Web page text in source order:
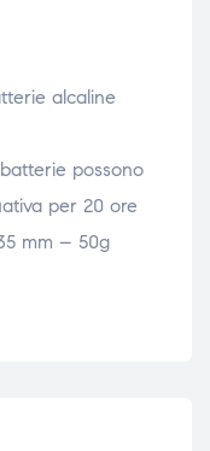
alcaline
possono
per 20 ore
mm – 50g